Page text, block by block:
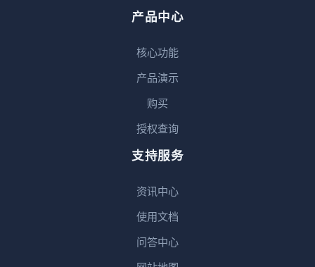
产品中心
核心功能
产品演示
购买
授权查询
支持服务
资讯中心
使用文档
问答中心